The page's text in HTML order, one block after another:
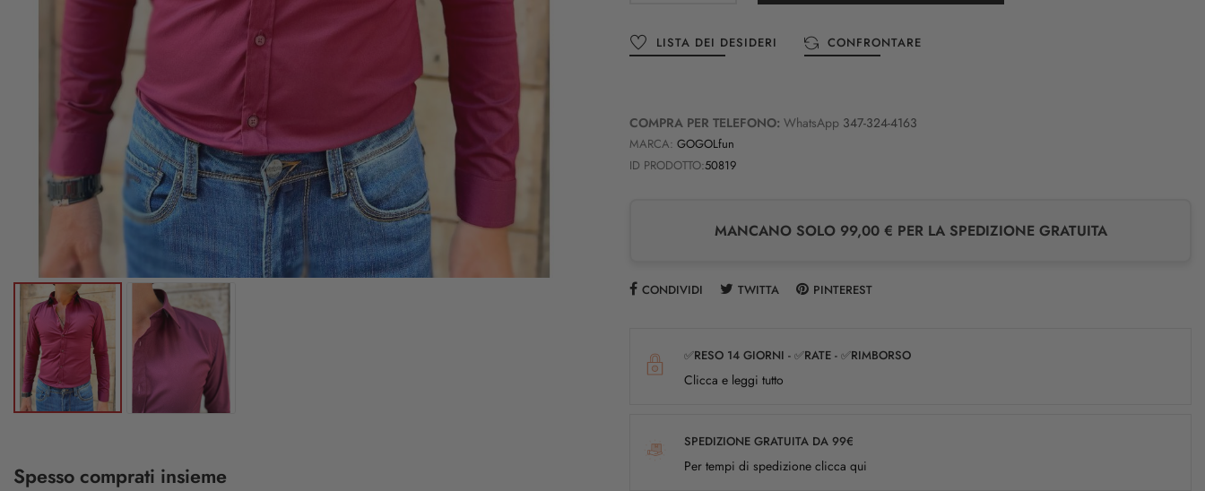
Spesso comprati insieme
LISTA DEI DESIDERI CONFRONTARE
COMPRA PER TELEFONO: WhatsApp 347-324-4163
MARCA: GOGOLfun
ID PRODOTTO:50819
MANCANO SOLO 99,00 € PER LA SPEDIZIONE GRATUITA
CONDIVIDI TWITTA PINTEREST
✅RESO 14 GIORNI - ✅RATE - ✅RIMBORSO
Clicca e leggi tutto
SPEDIZIONE GRATUITA DA 99€
Per tempi di spedizione clicca qui